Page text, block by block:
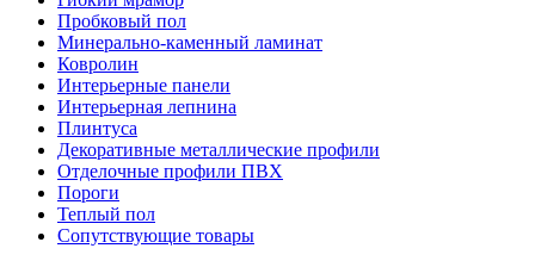
Пробковый пол
Минерально-каменный ламинат
Ковролин
Интерьерные панели
Интерьерная лепнина
Плинтуса
Декоративные металлические профили
Отделочные профили ПВХ
Пороги
Теплый пол
Сопутствующие товары